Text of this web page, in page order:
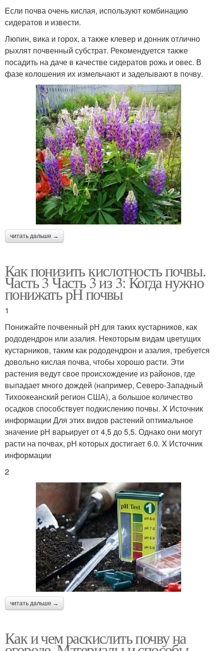
Если почва очень кислая, используют комбинацию
сидератов и извести.
Люпин, вика и горох, а также клевер и донник отлично
рыхлят почвенный субстрат. Рекомендуется также
посадить на даче в качестве сидератов рожь и овес. В
фазе колошения их измельчают и заделывают в почву.
читать дальше →
Как понизить кислотность почвы.
Часть 3 Часть 3 из 3: Когда нужно
понижать рН почвы
1
Понижайте почвенный рН для таких кустарников, как
рододендрон или азалия. Некоторым видам цветущих
кустарников, таким как рододендрон и азалия, требуется
довольно кислая почва, чтобы хорошо расти. Эти
растения ведут свое происхождение из районов, где
выпадает много дождей (например, Северо-Западный
Тихоокеанский регион США), а большое количество
осадков способствует подкислению почвы. X Источник
информации Для этих видов растений оптимальное
значение рН варьирует от 4,5 до 5,5. Однако они могут
расти на почвах, рН которых достигает 6.0. X Источник
информации
2
читать дальше →
Как и чем раскислить почву на